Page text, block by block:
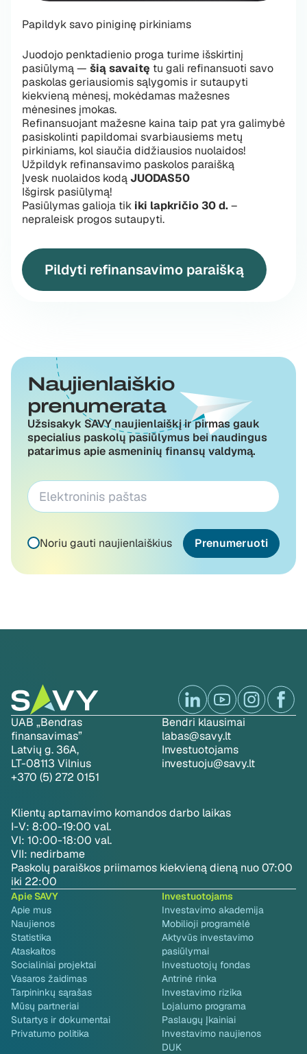
Papildyk savo piniginę pirkiniams
Juodojo penktadienio proga turime išskirtinį
pasiūlymą — šią savaitę tu gali refinansuoti savo
paskolas geriausiomis sąlygomis ir sutaupyti
kiekvieną mėnesį, mokėdamas mažesnes
mėnesines įmokas.
Refinansuojant mažesne kaina taip pat yra galimybė
pasiskolinti papildomai svarbiausiems metų
pirkiniams, kol siaučia didžiausios nuolaidos!
Užpildyk refinansavimo paskolos paraišką
Įvesk nuolaidos kodąJUODAS50
Išgirsk pasiūlymą!
Pasiūlymas galioja tik iki lapkričio 30 d.–
nepraleisk progos sutaupyti.
Pildyti refinansavimo paraišką
Naujienlaiškio
prenumerata
Užsisakyk SAVY naujienlaiškį ir pirmas gauk
specialius paskolų pasiūlymus bei naudingus
patarimus apie asmeninių finansų valdymą.
Noriu gauti naujienlaiškius
UAB „Bendras
finansavimas”
Latvių g. 36A,
LT-08113 Vilnius
+370 (5) 272 0151
Bendri klausimai
labas@savy.lt
Investuotojams
investuoju@savy.lt
Klientų aptarnavimo komandos darbo laikas
I-V: 8:00-19:00 val.
VI: 10:00-18:00 val.
VII: nedirbame
Paskolų paraiškos priimamos kiekvieną dieną nuo 07:00
iki 22:00
Apie SAVY
Apie mus
Naujienos
Statistika
Ataskaitos
Socialiniai projektai
Vasaros žaidimas
Tarpininkų sąrašas
Mūsų partneriai
Sutartys ir dokumentai
Privatumo politika
Investuotojams
Investavimo akademija
Mobilioji programėlė
Aktyvūs investavimo
pasiūlymai
Investuotojų fondas
Antrinė rinka
Investavimo rizika
Lojalumo programa
Paslaugų Įkainiai
Investavimo naujienos
DUK